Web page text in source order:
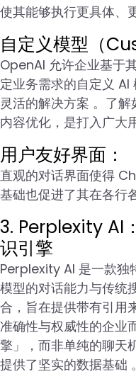
使其能够执行更具体、
自定义模型（
OpenAI 允许企业基于
定业务需求的自定义
灵活的解决方案 。了解
内容优化，是打入广大
用户友好界面：
直观的对话界面使得
基础也促进了其在各行
3. Perplexity AI
识引擎
Perplexity AI 是一款独
模型的对话能力与传统
合，旨在提供带有引用
准确性与权威性的企业
擎」，而非单纯的聊天
提供了坚实的数据基础 。